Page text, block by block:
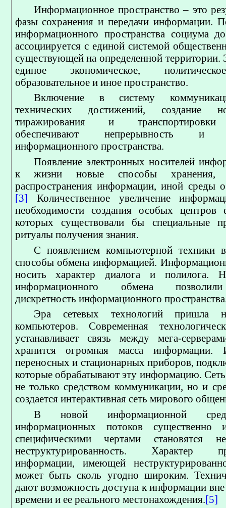
Информационное пространство – это
фазы сохранения и передачи информации.
информационного пространства социума
ассоциируется с единой системой
существующей на определенной
единое экономическое,
образовательное и иное пространство.
Включение в систему
технических достижений, создание
тиражирования и
обеспечивают непрерывность и
информационного пространства.
Появление электронных носителей
к жизни новые способы хранения,
распространения информации, иной среды
[3] Количественное увеличение
необходимости создания особых центров
которых существовали бы специальные
ритуалы получения знания.
С появлением компьютерной техники
способы обмена информацией.
носить характер диалога и полилога.
информационного обмена
дискретность информационного
Эра сетевых технологий пришла
компьютеров. Современная
устанавливает связь между мега-
хранится огромная масса информации.
переносных и стационарных приборов,
которые обрабатывают эту информацию. Сеть
не только средством коммуникации, но и
создается интерактивная сеть мирового
В новой информационной
информационных потоков существенно
специфическими чертами становятся
неструктурированность. Характер
информации, имеющей
может быть сколь угодно широким.
дают возможность доступа к информации вне
времени и ее реального местонахождения.[5]